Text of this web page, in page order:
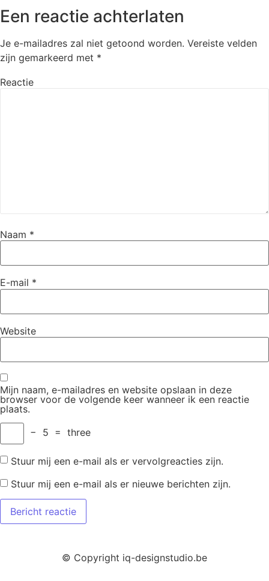
Een reactie achterlaten
Je e-mailadres zal niet getoond worden. Vereiste velden
zijn gemarkeerd met *
Reactie
Naam *
E-mail *
Website
Mijn naam, e-mailadres en website opslaan in deze
browser voor de volgende keer wanneer ik een reactie
plaats.
−
5 = three
Stuur mij een e-mail als er vervolgreacties zijn.
Stuur mij een e-mail als er nieuwe berichten zijn.
© Copyright iq-designstudio.be